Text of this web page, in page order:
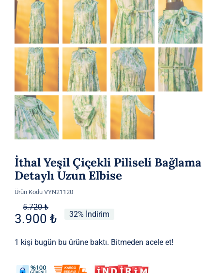
İthal Yeşil Çiçekli Piliseli Bağlama
Detaylı Uzun Elbise
Ürün Kodu VYN21120
5.720₺
Orijinal
fiyat:
5.720 ₺.
3.900 ₺
Şu
andaki
fiyat:
32% İndirim
1 kişi bugün bu ürüne baktı. Bitmeden acele et!